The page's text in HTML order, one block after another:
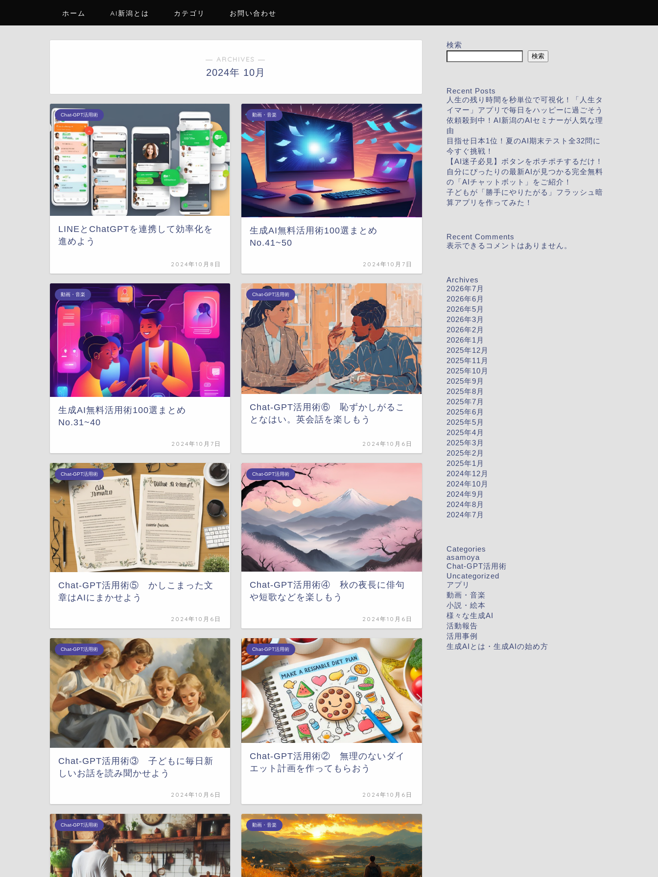
ホーム AI新潟とは カテゴリ お問い合わせ
― ARCHIVES ―
2024年 10月
Chat-GPT活用術
LINEとChatGPTを連携して効率化を
進めよう
2024年10月8日
動画・音楽
生成AI無料活用術100選まとめ
No.41~50
2024年10月7日
動画・音楽
生成AI無料活用術100選まとめ
No.31~40
2024年10月7日
Chat-GPT活用術
Chat-GPT活用術⑥ 恥ずかしがるこ
となはい。英会話を楽しもう
2024年10月6日
Chat-GPT活用術
Chat-GPT活用術⑤ かしこまった文
章はAIにまかせよう
2024年10月6日
Chat-GPT活用術
Chat-GPT活用術④ 秋の夜長に俳句
や短歌などを楽しもう
2024年10月6日
Chat-GPT活用術
Chat-GPT活用術③ 子どもに毎日新
しいお話を読み聞かせよう
2024年10月6日
Chat-GPT活用術
Chat-GPT活用術② 無理のないダイ
エット計画を作ってもらおう
2024年10月6日
Chat-GPT活用術 動画・音楽
検索
検索
Recent Posts
人生の残り時間を秒単位で可視化！「人生タ
イマー」アプリで毎日をハッピーに過ごそう
依頼殺到中！AI新潟のAIセミナーが人気な理
由
目指せ日本1位！夏のAI期末テスト全32問に
今すぐ挑戦！
【AI迷子必見】ボタンをポチポチするだけ！
自分にぴったりの最新AIが見つかる完全無料
の「AIチャットボット」をご紹介！
子どもが「勝手にやりたがる」フラッシュ暗
算アプリを作ってみた！
Recent Comments
表示できるコメントはありません。
Archives
2026年7月
2026年6月
2026年5月
2026年3月
2026年2月
2026年1月
2025年12月
2025年11月
2025年10月
2025年9月
2025年8月
2025年7月
2025年6月
2025年5月
2025年4月
2025年3月
2025年2月
2025年1月
2024年12月
2024年10月
2024年9月
2024年8月
2024年7月
Categories
asamoya
Chat-GPT活用術
Uncategorized
アプリ
動画・音楽
小説・絵本
様々な生成AI
活動報告
活用事例
生成AIとは・生成AIの始め方